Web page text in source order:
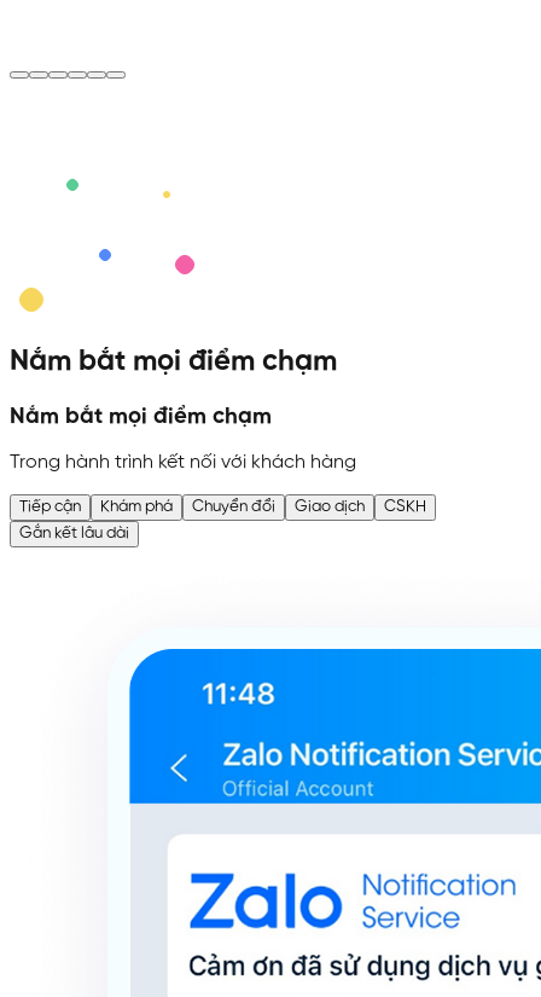
Nắm bắt mọi điểm chạm
Nắm bắt mọi điểm chạm
Trong hành trình kết nối với khách hàng
Tiếp cận Khám phá Chuyển đổi Giao dịch
CSKH
Gắn kết lâu dài